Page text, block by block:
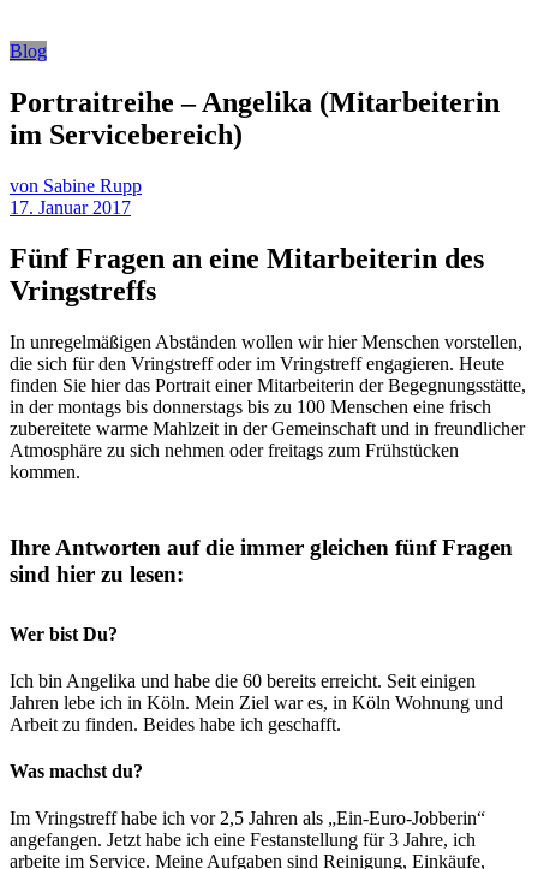
Blog
Portraitreihe – Angelika (Mitarbeiterin
im Servicebereich)
von Sabine Rupp
17. Januar 2017
Fünf Fragen an eine Mitarbeiterin des
Vringstreffs
In unregelmäßigen Abständen wollen wir hier Menschen vorstellen,
die sich für den Vringstreff oder im Vringstreff engagieren. Heute
finden Sie hier das Portrait einer Mitarbeiterin der Begegnungsstätte,
in der montags bis donnerstags bis zu 100 Menschen eine frisch
zubereitete warme Mahlzeit in der Gemeinschaft und in freundlicher
Atmosphäre zu sich nehmen oder freitags zum Frühstücken
kommen.
Ihre Antworten auf die immer gleichen fünf Fragen
sind hier zu lesen:
Wer bist Du?
Ich bin Angelika und habe die 60 bereits erreicht. Seit einigen
Jahren lebe ich in Köln. Mein Ziel war es, in Köln Wohnung und
Arbeit zu finden. Beides habe ich geschafft.
Was machst du?
Im Vringstreff habe ich vor 2,5 Jahren als „Ein-Euro-Jobberin“
angefangen. Jetzt habe ich eine Festanstellung für 3 Jahre, ich
arbeite im Service. Meine Aufgaben sind Reinigung, Einkäufe,